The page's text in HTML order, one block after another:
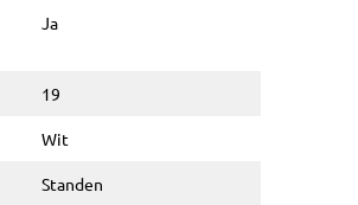
Ja
19
Wit
Standen